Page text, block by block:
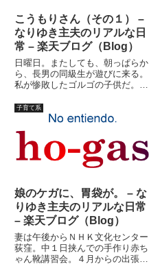
こうもりさん（その１） –
なりゆき主夫のリアルな日
常 – 楽天ブログ（Blog）
日曜日。またしても、朝っぱらか
ら、長男の同級生が遊びに来る。
私が惨敗したゴルゴの子供だ。こ
持って来て、家で一人でそのゲー
ムをやるのだ。だったら、自分の
家でやれよ、と思うのだ
が・・・・その子のおねえちゃん
は長女の...
子育て系
娘のケガに、胃袋が。 – な
りゆき主夫のリアルな日常
– 楽天ブログ（Blog）
妻は午後からＮＨＫ文化センター
荻窪。中１日挟んでの手作り赤ち
ゃん靴講習会。４月からの出張講